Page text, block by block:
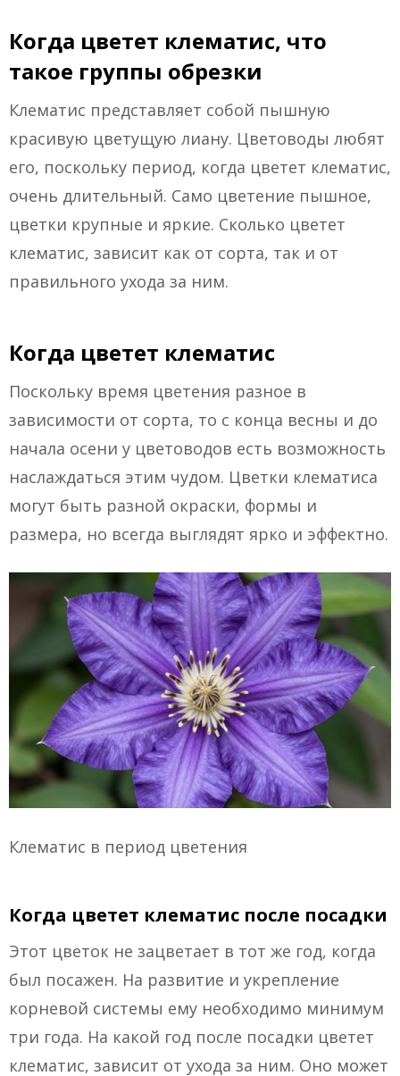
Когда цветет клематис, что
такое группы обрезки
Клематис представляет собой пышную
красивую цветущую лиану. Цветоводы любят
его, поскольку период, когда цветет клематис,
очень длительный. Само цветение пышное,
цветки крупные и яркие. Сколько цветет
клематис, зависит как от сорта, так и от
правильного ухода за ним.
Когда цветет клематис
Поскольку время цветения разное в
зависимости от сорта, то с конца весны и до
начала осени у цветоводов есть возможность
наслаждаться этим чудом. Цветки клематиса
могут быть разной окраски, формы и
размера, но всегда выглядят ярко и эффектно.
Клематис в период цветения
Когда цветет клематис после посадки
Этот цветок не зацветает в тот же год, когда
был посажен. На развитие и укрепление
корневой системы ему необходимо минимум
три года. На какой год после посадки цветет
клематис, зависит от ухода за ним. Оно может